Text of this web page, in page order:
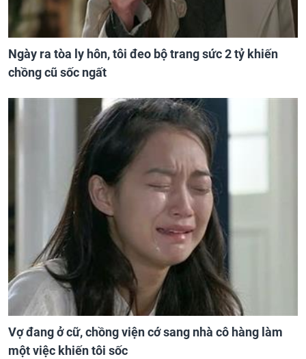
Ngày ra tòa ly hôn, tôi đeo bộ trang sức 2 tỷ khiến
chồng cũ sốc ngất
Vợ đang ở cữ, chồng viện cớ sang nhà cô hàng làm
một việc khiến tôi sốc